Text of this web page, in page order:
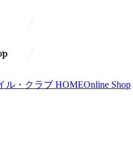
ル・クラブ HOMEOnline Shop